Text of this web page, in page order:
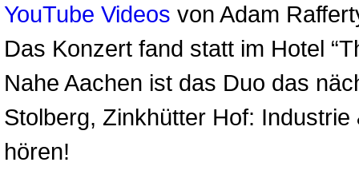
YouTube Videos von Adam
Das Konzert fand statt im Hotel
Nahe Aachen ist das Duo das
Stolberg, Zinkhütter Hof:
hören!